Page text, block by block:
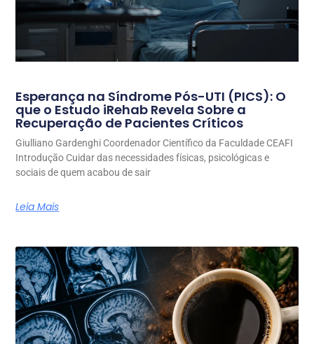
Esperança na Síndrome Pós-UTI (PICS): O
que o Estudo iRehab Revela Sobre a
Recuperação de Pacientes Críticos
Giulliano Gardenghi Coordenador Científico da Faculdade CEAFI
Introdução Cuidar das necessidades físicas, psicológicas e
sociais de quem acabou de sair
Leia Mais